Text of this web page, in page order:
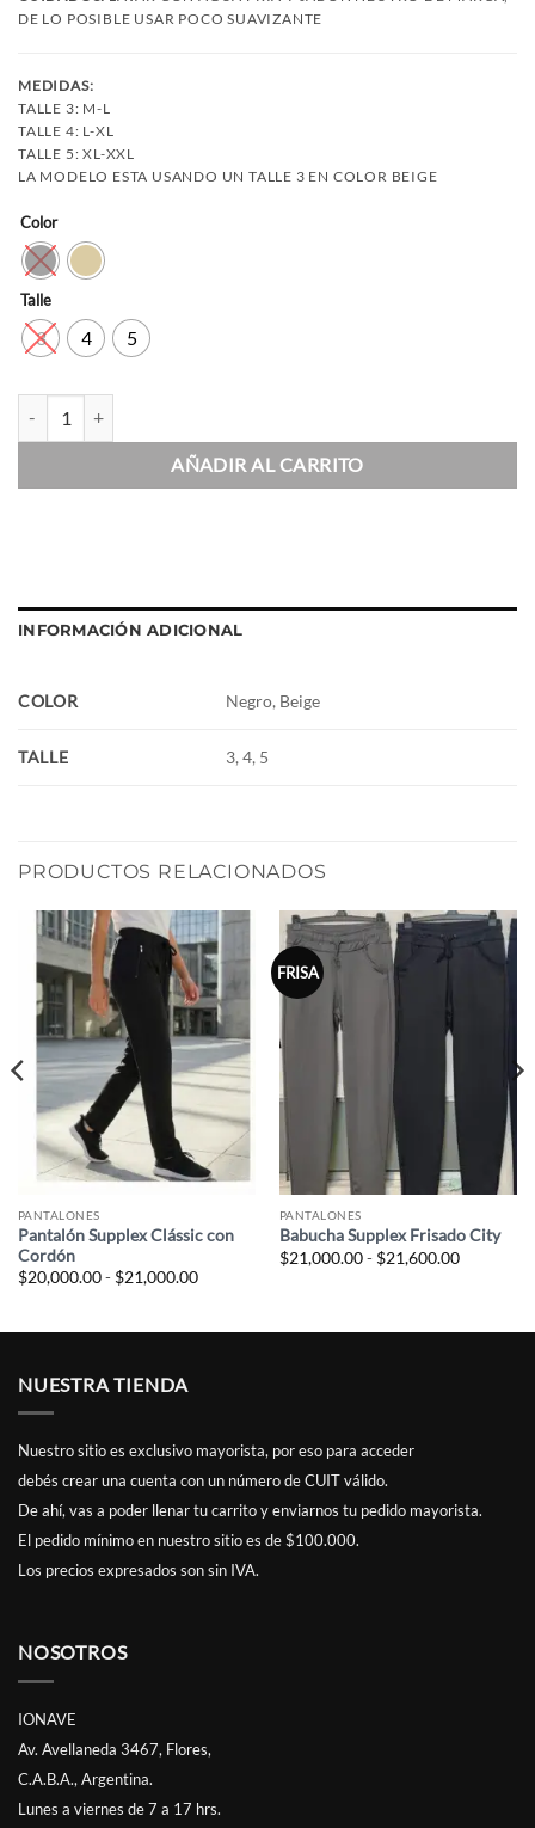
DE LO POSIBLE USAR POCO SUAVIZANTE
MEDIDAS:
TALLE 3: M-L
TALLE 4: L-XL
TALLE 5: XL-XXL
LA MODELO ESTA USANDO UN TALLE 3 EN COLOR BEIGE
Color
Talle
3 4 5
AÑADIR AL CARRITO
INFORMACIÓN ADICIONAL
COLOR Negro, Beige
TALLE 3, 4, 5
PRODUCTOS RELACIONADOS
PANTALONES
Pantalón Supplex Clássic con
Cordón
$20,000.00 - $21,000.00Rango
$20,000.00
FRISA
PANTALONES
Babucha Supplex Frisado City
$21,000.00 - $21,600.00Rango
hasta
NUESTRA TIENDA
Nuestro sitio es exclusivo mayorista, por eso para acceder
debés crear una cuenta con un número de CUIT válido.
De ahí, vas a poder llenar tu carrito y enviarnos tu pedido mayorista.
El pedido mínimo en nuestro sitio es de $100.000.
Los precios expresados son sin IVA.
NOSOTROS
IONAVE
Av. Avellaneda 3467, Flores,
C.A.B.A., Argentina.
Lunes a viernes de 7 a 17 hrs.